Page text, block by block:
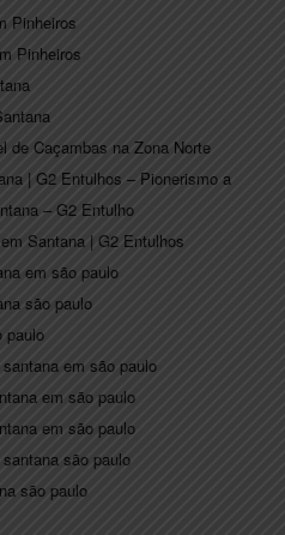
Pinheiros
Pinheiros
de Caçambas na Zona Norte
| G2 Entulhos – Pionerismo a
– G2 Entulho
Santana | G2 Entulhos
em são paulo
são paulo
paulo
em são paulo
em são paulo
em são paulo
são paulo
são paulo